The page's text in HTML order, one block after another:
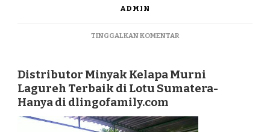
ADMIN
TINGGALKAN KOMENTARPADA
KELAPA
MURNI
LAGUREH
DI
LOTU
Distributor Minyak Kelapa Murni
Lagureh Terbaik di Lotu Sumatera-
Hanya di dlingofamily.com